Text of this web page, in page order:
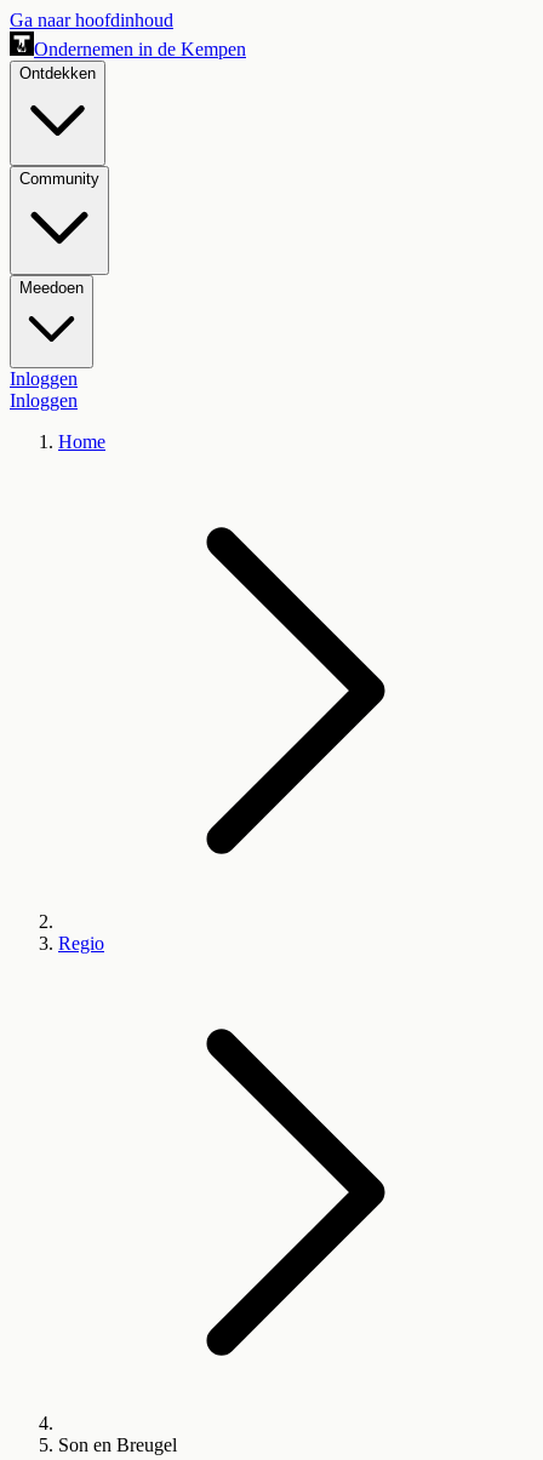
Ga naar hoofdinhoud
Ondernemen in de Kempen
Ontdekken
Community
Meedoen
Inloggen
Inloggen
Home
Regio
Son en Breugel